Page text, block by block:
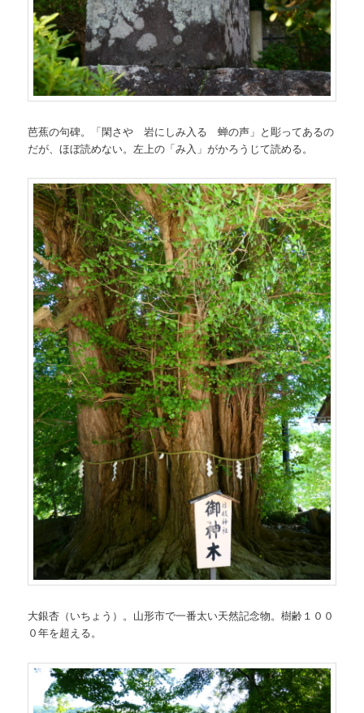
芭蕉の句碑。「閑さや 岩にしみ入る 蝉の声」と彫ってあるの
だが、ほぼ読めない。左上の「み入」がかろうじて読める。
大銀杏（いちょう）。山形市で一番太い天然記念物。樹齢１００
０年を超える。